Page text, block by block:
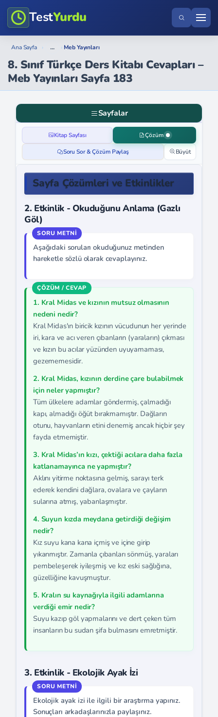
TestYurdu
Ana Sayfa › ... › Meb Yayınları
8. Sınıf Türkçe Ders Kitabı Cevapları –
Meb Yayınları Sayfa 183
Sayfalar
Kitap Sayfası Çözüm
Soru Sor & Çözüm Paylaş Büyüt
Sayfa Çözümleri ve Etkinlikler
2. Etkinlik - Okuduğunu Anlama (Gazlı
Göl)
Aşağıdaki soruları okuduğunuz metinden
hareketle sözlü olarak cevaplayınız.
1. Kral Midas ve kızının mutsuz olmasının
nedeni nedir?
Kral Midas'ın biricik kızının vücudunun her yerinde
iri, kara ve acı veren çıbanların (yaraların) çıkması
ve kızın bu acılar yüzünden uyuyamaması,
gezememesidir.
2. Kral Midas, kızının derdine çare bulabilmek
için neler yapmıştır?
Tüm ülkelere adamlar göndermiş, çalmadığı
kapı, almadığı öğüt bırakmamıştır. Dağların
otunu, hayvanların etini denemiş ancak hiçbir şey
fayda etmemiştir.
3. Kral Midas’ın kızı, çektiği acılara daha fazla
katlanamayınca ne yapmıştır?
Aklını yitirme noktasına gelmiş, sarayı terk
ederek kendini dağlara, ovalara ve çayların
sularına atmış, yabanlaşmıştır.
4. Suyun kızda meydana getirdiği değişim
nedir?
Kız suyu kana kana içmiş ve içine girip
yıkanmıştır. Zamanla çıbanları sönmüş, yaraları
pembeleşerek iyileşmiş ve kız eski sağlığına,
güzelliğine kavuşmuştur.
5. Kralın su kaynağıyla ilgili adamlarına
verdiği emir nedir?
Suyu kazıp göl yapmalarını ve dert çeken tüm
insanların bu sudan şifa bulmasını emretmiştir.
3. Etkinlik - Ekolojik Ayak İzi
Ekolojik ayak izi ile ilgili bir araştırma yapınız.
Sonuçları arkadaşlarınızla paylaşınız.